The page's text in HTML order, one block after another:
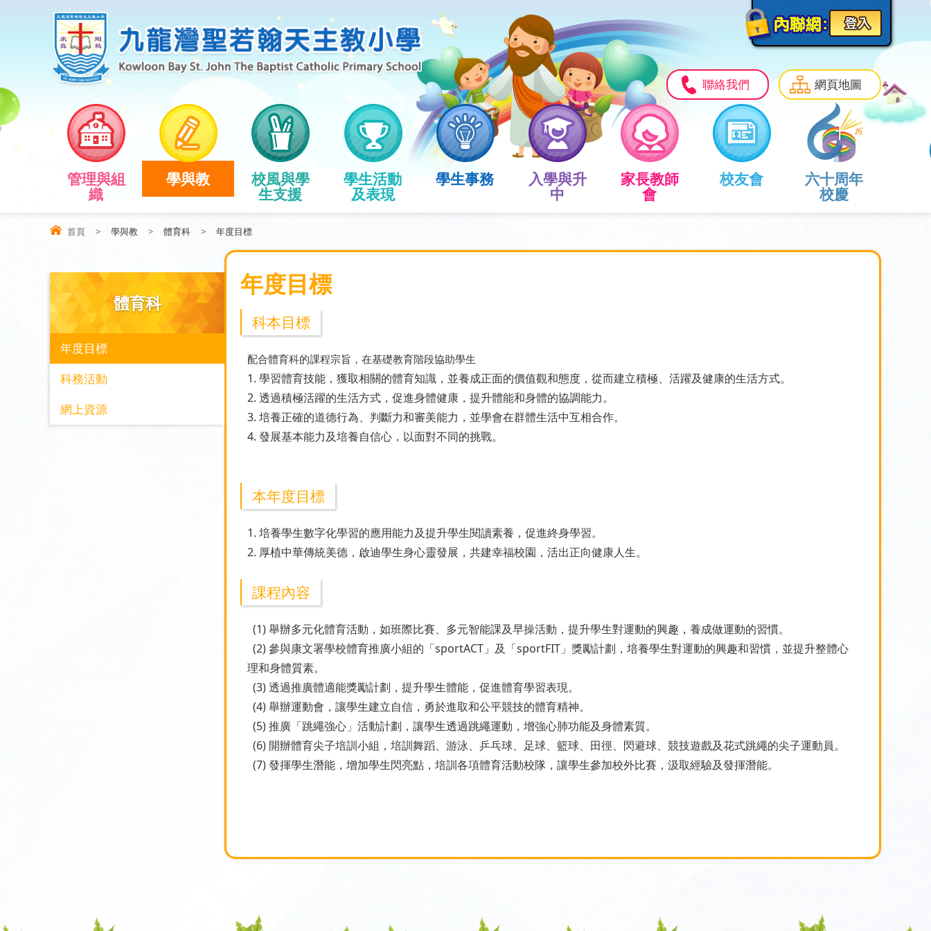
聯絡我們 網頁地圖
管理與組
織
學與教 校風與學
生支援
學生活動
及表現
學生事務 入學與升
中
家長教師
會
校友會 六十周年
校慶
首頁 > 學與教 > 體育科 > 年度目標
年度目標
科本目標
配合體育科的課程宗旨，在基礎教育階段協助學生
1. 學習體育技能，獲取相關的體育知識，並養成正面的價值觀和態度，從而建立積極、活躍及健康的生活方式。
2. 透過積極活躍的生活方式，促進身體健康，提升體能和身體的協調能力。
3. 培養正確的道德行為、判斷力和審美能力，並學會在群體生活中互相合作。
4. 發展基本能力及培養自信心，以面對不同的挑戰。
本年度目標
1. 培養學生數字化學習的應用能力及提升學生閱讀素養，促進終身學習。
2. 厚植中華傳統美德，啟迪學生身心靈發展，共建幸福校園，活出正向健康人生。
課程內容
(1) 舉辦多元化體育活動，如班際比賽、多元智能課及早操活動，提升學生對運動的興趣，養成做運動的習慣。
(2) 參與康文署學校體育推廣小組的「sportACT」及「sportFIT」獎勵計劃，培養學生對運動的興趣和習慣，並提升整體心
理和身體質素。
(3) 透過推廣體適能獎勵計劃，提升學生體能，促進體育學習表現。
(4) 舉辦運動會，讓學生建立自信，勇於進取和公平競技的體育精神。
(5) 推廣「跳繩強心」活動計劃，讓學生透過跳繩運動，增強心肺功能及身體素質。
(6) 開辦體育尖子培訓小組， 培訓舞蹈、游泳、乒乓球、足球、籃球、田徑、閃避球、競技遊戲及花式跳繩的尖子運動員。
(7) 發揮學生潛能，增加學生閃亮點，培訓各項體育活動校隊，讓學生參加校外比賽，汲取經驗及發揮潛能。
體育科
年度目標
科務活動
網上資源